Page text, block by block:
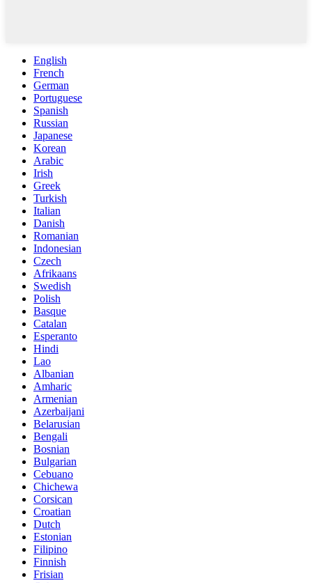
English
French
German
Portuguese
Spanish
Russian
Japanese
Korean
Arabic
Irish
Greek
Turkish
Italian
Danish
Romanian
Indonesian
Czech
Afrikaans
Swedish
Polish
Basque
Catalan
Esperanto
Hindi
Lao
Albanian
Amharic
Armenian
Azerbaijani
Belarusian
Bengali
Bosnian
Bulgarian
Cebuano
Chichewa
Corsican
Croatian
Dutch
Estonian
Filipino
Finnish
Frisian